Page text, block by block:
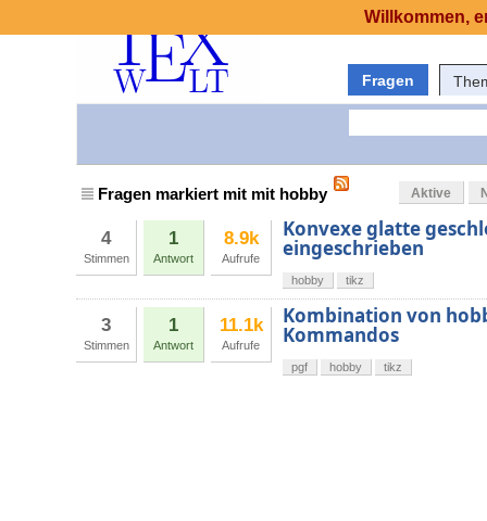
Fragen
Fragen markiert mit mit hobby Aktive
4
Stimmen
1
Antwort
8.9k
Aufrufe
Konvexe glatte
eingeschrieben
hobby tikz
3
Stimmen
1
Antwort
11.1k
Aufrufe
Kombination von
Kommandos
pgf hobby tikz
Willkommen,